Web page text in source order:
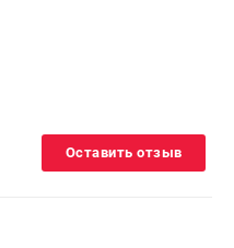
Оставить отзыв